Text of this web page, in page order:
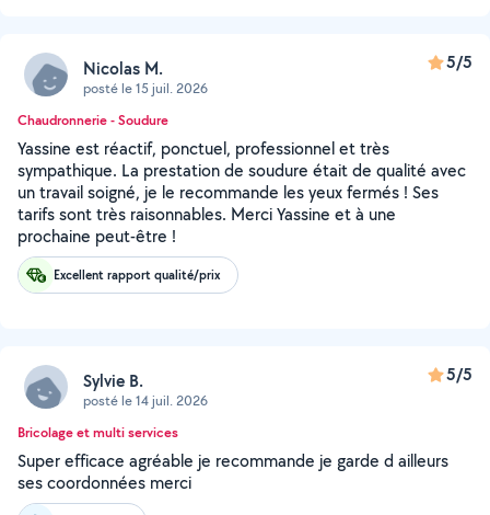
Nicolas M.
posté le 15 juil. 2026
5/5
Chaudronnerie - Soudure
Yassine est réactif, ponctuel, professionnel et très
sympathique. La prestation de soudure était de qualité avec
un travail soigné, je le recommande les yeux fermés ! Ses
tarifs sont très raisonnables. Merci Yassine et à une
prochaine peut-être !
Excellent rapport qualité/prix
Sylvie B.
posté le 14 juil. 2026
5/5
Bricolage et multi services
Super efficace agréable je recommande je garde d ailleurs
ses coordonnées merci